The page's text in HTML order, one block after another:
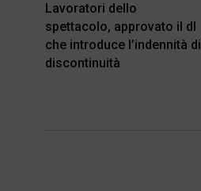
Lavoratori dello
spettacolo, approvato il dl
che introduce l’indennità di
discontinuità